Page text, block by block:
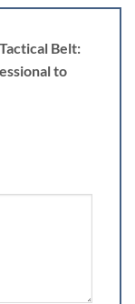
Belt:
to